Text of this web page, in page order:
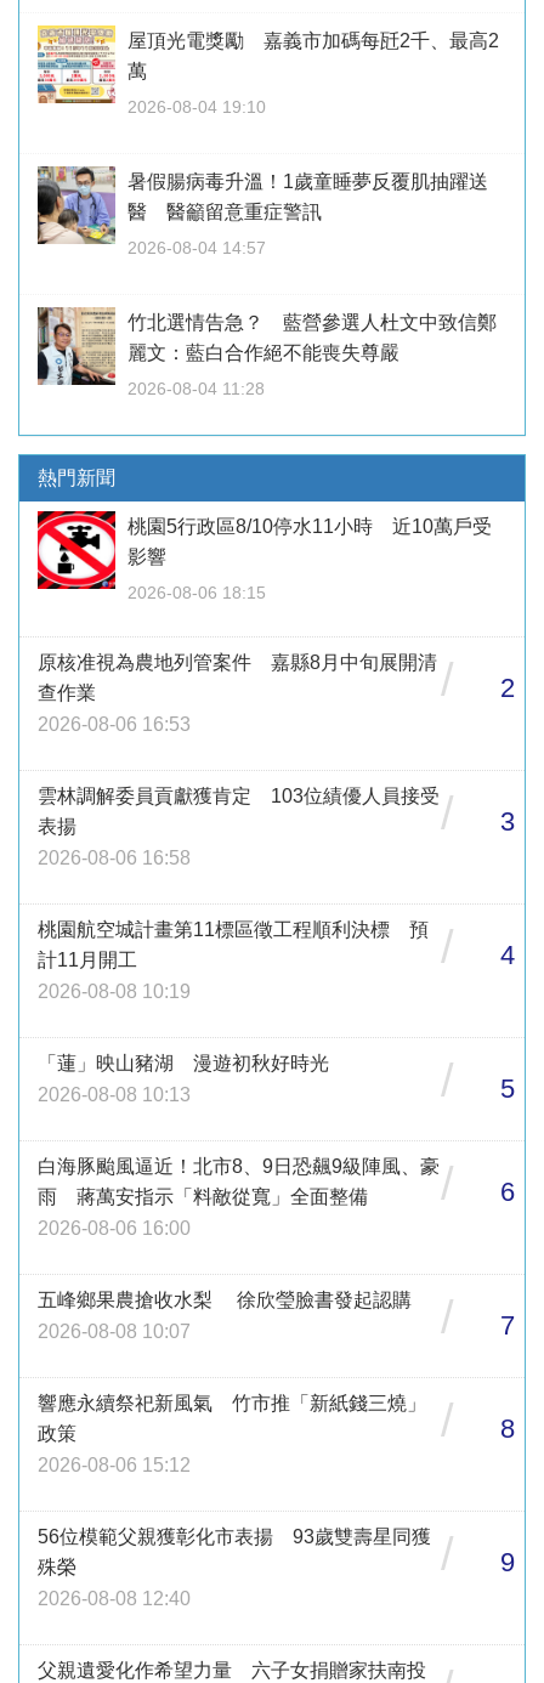
屋頂光電獎勵 嘉義市加碼每瓩2千、最高2
萬
2026-08-04 19:10
暑假腸病毒升溫！1歲童睡夢反覆肌抽躍送
醫 醫籲留意重症警訊
2026-08-04 14:57
竹北選情告急？ 藍營參選人杜文中致信鄭
麗文：藍白合作絕不能喪失尊嚴
2026-08-04 11:28
熱門新聞
桃園5行政區8/10停水11小時 近10萬戶受
影響
2026-08-06 18:15
原核准視為農地列管案件 嘉縣8月中旬展開清
查作業
2026-08-06 16:53
/ 2
雲林調解委員貢獻獲肯定 103位績優人員接受
表揚
2026-08-06 16:58
/ 3
桃園航空城計畫第11標區徵工程順利決標 預
計11月開工
2026-08-08 10:19
/ 4
「蓮」映山豬湖 漫遊初秋好時光
2026-08-08 10:13
/ 5
白海豚颱風逼近！北市8、9日恐飆9級陣風、豪
雨 蔣萬安指示「料敵從寬」全面整備
2026-08-06 16:00
/ 6
五峰鄉果農搶收水梨 徐欣瑩臉書發起認購
2026-08-08 10:07
/ 7
響應永續祭祀新風氣 竹市推「新紙錢三燒」
政策
2026-08-06 15:12
/ 8
56位模範父親獲彰化市表揚 93歲雙壽星同獲
殊榮
2026-08-08 12:40
/ 9
父親遺愛化作希望力量 六子女捐贈家扶南投